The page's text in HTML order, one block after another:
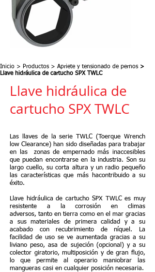
Inicio > Productos > Apriete y tensionado de pernos >
Llave hidráulica de cartucho SPX TWLC
Llave hidráulica de
cartucho SPX TWLC
Las llaves de la serie TWLC (Toerque Wrench
low Clearance) han sido diseñadas para trabajar
en las zonas de empernado más inaccesibles
que puedan encontrarse en la industria. Son su
largo cuello, su corta altura y un radio pequeño
las características que más hacontribuido a su
éxito.
Llave hidráulica de cartucho SPX TWLC es muy
resistente a la corrosión en climas
adversos, tanto en tierra como en el mar gracias
a sus materiales de primera calidad y a su
acabado con recubrimiento de níquel. La
facilidad de uso se ve aumentada gracias a su
liviano peso, asa de sujeción (opcional) y a su
colector giratorio, multiposición y de gran flujo,
lo que permite al operario maniobrar las
mangueras casi en cualquier posición necesaria.